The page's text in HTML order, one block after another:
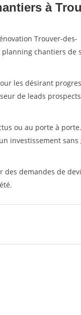
à
Trouver-des-
chantiers de
les désirant
de leads
ou au porte à
investissement sans
des demandes de